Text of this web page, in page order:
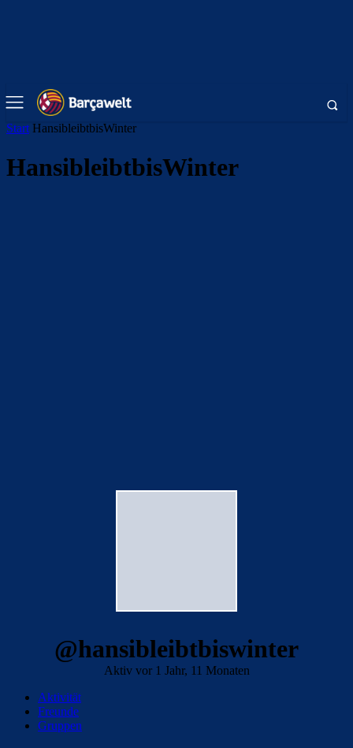
Start HansibleibtbisWinter
HansibleibtbisWinter
@hansibleibtbiswinter
Aktiv vor 1 Jahr, 11 Monaten
Aktivität
Freunde
Gruppen